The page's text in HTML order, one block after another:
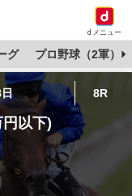
dメニュー
グ プロ野球（2軍）
8R
以下)